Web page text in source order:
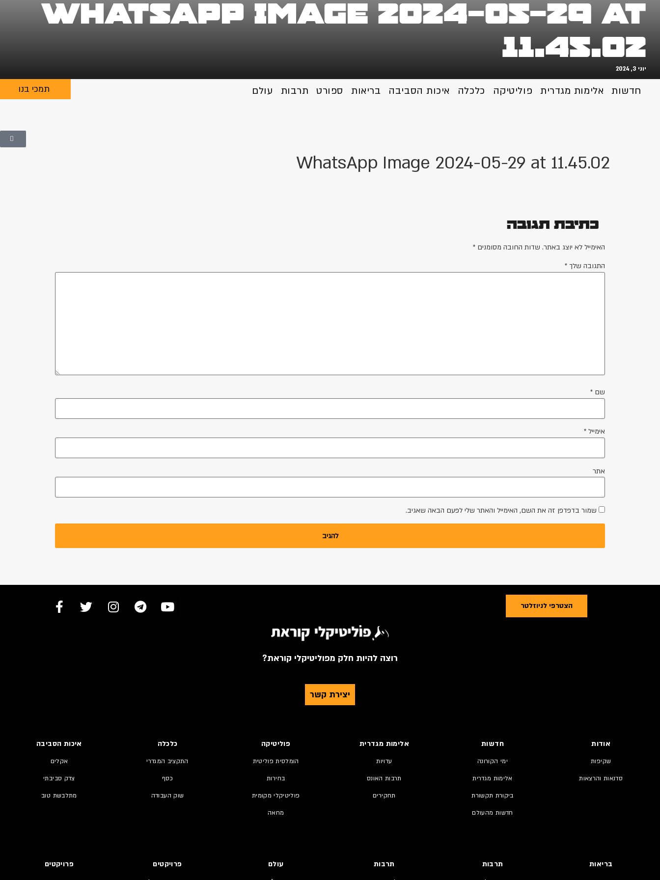
WhatsApp Image 2024-05-29 at
11.45.02
יוני 3, 2024
חדשות אלימות מגדרית פוליטיקה כלכלה איכות הסביבה בריאות ספורט תרבות עולם תמכי בנו
WhatsApp Image 2024-05-29 at 11.45.02
כתיבת תגובה
האימייל לא יוצג באתר. שדות החובה מסומנים *
התגובה שלך *
שם *
אימייל *
אתר
שמור בדפדפן זה את השם, האימייל והאתר שלי לפעם הבאה שאגיב.
הצטרפי לניוזלטר
רוצה להיות חלק מפוליטיקלי קוראת?
יצירת קשר
אודות
שקיפות
סדנאות והרצאות
חדשות
ימי הקורונה
אלימות מגדרית
ביקורת תקשורת
חדשות מהעולם
אלימות מגדרית
עדויות
תרבות האונס
תחקירים
פוליטיקה
הומלסית פוליטית
בחירות
פוליטיקלי מקומית
מחאה
כלכלה
התקציב המגדרי
כסף
שוק העבודה
איכות הסביבה
אקלים
צדק סביבתי
מתלבשת טוב
בריאות תרבות תרבות עולם פרויקטים פרויקטים